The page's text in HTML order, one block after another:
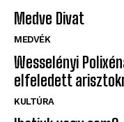
Medve Divat
MEDVÉK
Wesselényi
elfeledett
KULTÚRA